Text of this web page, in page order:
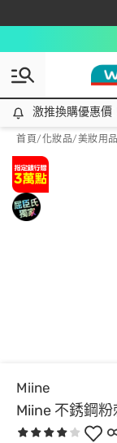
激推換購優惠價！
激推換購優惠價
首頁/化妝品/美妝用品
Miine
Miine 不銹鋼粉